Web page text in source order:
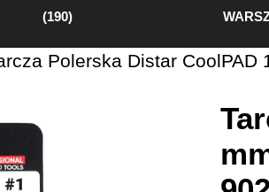
(190)
Polerska Distar